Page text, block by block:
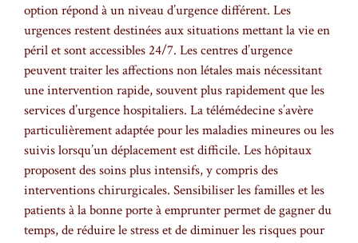
option répond à un niveau d’urgence différent. Les
urgences restent destinées aux situations mettant la vie en
péril et sont accessibles 24/7. Les centres d’urgence
peuvent traiter les affections non létales mais nécessitant
une intervention rapide, souvent plus rapidement que les
services d’urgence hospitaliers. La télémédecine s’avère
particulièrement adaptée pour les maladies mineures ou les
suivis lorsqu’un déplacement est difficile. Les hôpitaux
proposent des soins plus intensifs, y compris des
interventions chirurgicales. Sensibiliser les familles et les
patients à la bonne porte à emprunter permet de gagner du
temps, de réduire le stress et de diminuer les risques pour